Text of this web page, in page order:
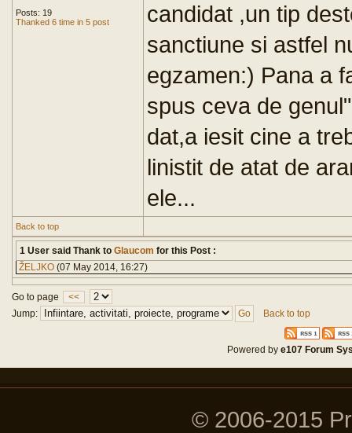
Posts: 19
Thanked 6 time in 5 post
candidat ,un tip
sanctiune si astfel
egzamen:) Pana a
spus ceva de
dat,a iesit cine a
linistit de atat de
ele...
Back to top
1 User said Thank to Glaucom for this Post :
ŽELJKO (07 May 2014, 16:27)
Go to page
<<
Jump:
Back to top
Powered bye107 Forum
© 2006-2015